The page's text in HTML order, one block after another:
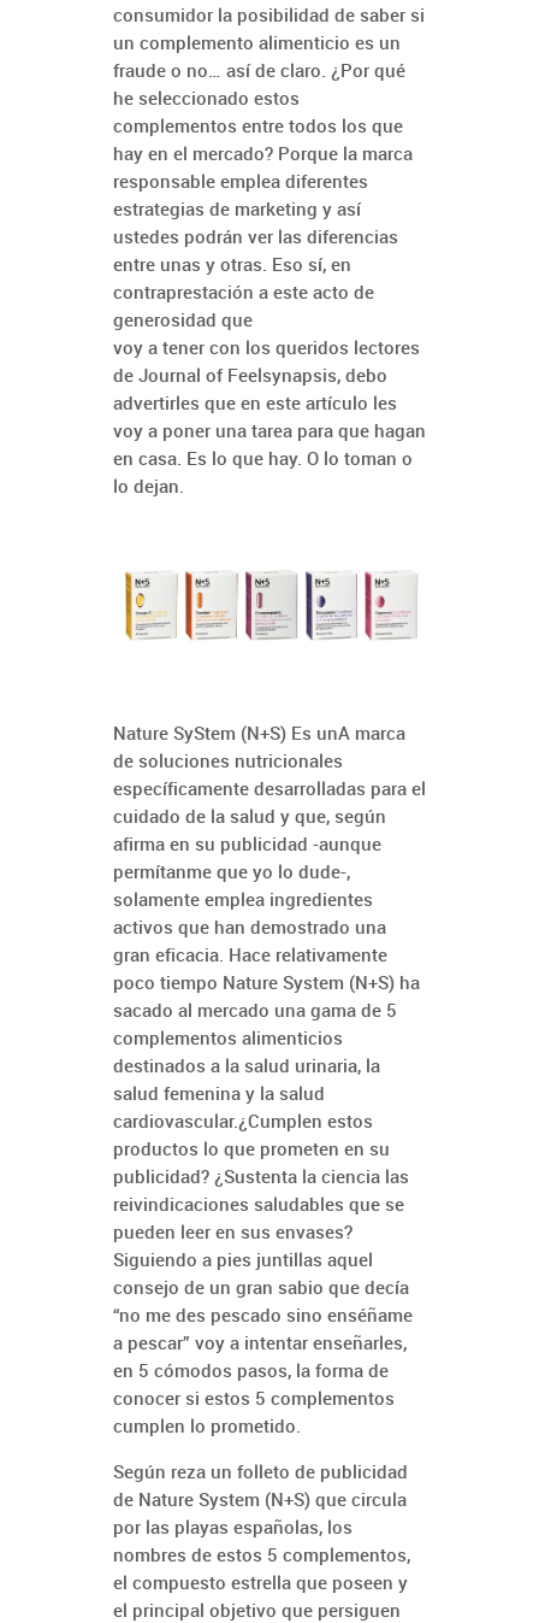
consumidor la posibilidad de saber si
un complemento alimenticio es un
fraude o no… así de claro. ¿Por qué
he seleccionado estos
complementos entre todos los que
hay en el mercado? Porque la marca
responsable emplea diferentes
estrategias de marketing y así
ustedes podrán ver las diferencias
entre unas y otras. Eso sí, en
contraprestación a este acto de
generosidad que
voy a tener con los queridos lectores
de Journal of Feelsynapsis, debo
advertirles que en este artículo les
voy a poner una tarea para que hagan
en casa. Es lo que hay. O lo toman o
lo dejan.
Nature SyStem (N+S) Es unA marca
de soluciones nutricionales
específicamente desarrolladas para el
cuidado de la salud y que, según
afirma en su publicidad -aunque
permítanme que yo lo dude-,
solamente emplea ingredientes
activos que han demostrado una
gran eficacia. Hace relativamente
poco tiempo Nature System (N+S) ha
sacado al mercado una gama de 5
complementos alimenticios
destinados a la salud urinaria, la
salud femenina y la salud
cardiovascular.¿Cumplen estos
productos lo que prometen en su
publicidad? ¿Sustenta la ciencia las
reivindicaciones saludables que se
pueden leer en sus envases?
Siguiendo a pies juntillas aquel
consejo de un gran sabio que decía
“no me des pescado sino enséñame
a pescar” voy a intentar enseñarles,
en 5 cómodos pasos, la forma de
conocer si estos 5 complementos
cumplen lo prometido.
Según reza un folleto de publicidad
de Nature System (N+S) que circula
por las playas españolas, los
nombres de estos 5 complementos,
el compuesto estrella que poseen y
el principal objetivo que persiguen